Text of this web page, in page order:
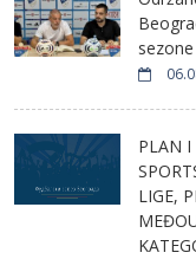
PLAN I
LIGE,